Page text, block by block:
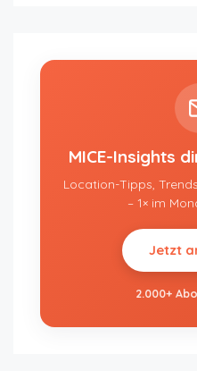
MICE-Insights
Location-Tipps,
– 1× im
Jetzt
2.000+